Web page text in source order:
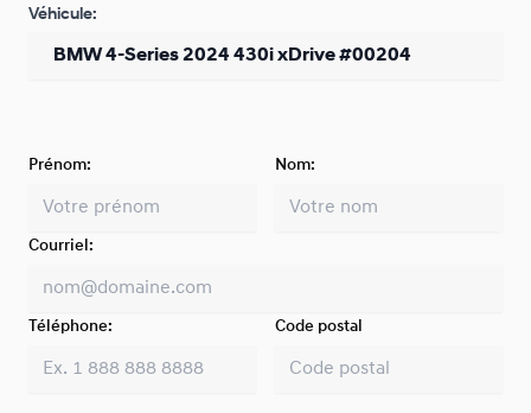
Véhicule:
Prénom: Nom:
Courriel:
Téléphone: Code postal